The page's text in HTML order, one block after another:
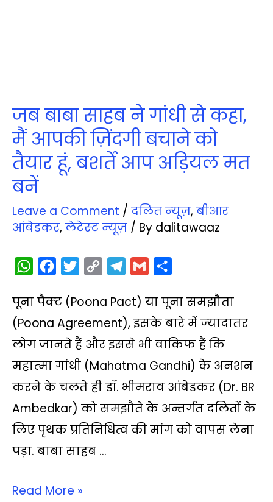
जब बाबा साहब ने गांधी से कहा,
मैं आपकी ज़िंदगी बचाने को
तैयार हूं, बशर्ते आप अड़ियल मत
बनें
Leave a Comment / दलित न्‍यूज़, बीआर
आंबेडकर, लेटेस्‍ट न्‍यूज़ / By dalitawaaz
W
a
t
s
p
c
e
b
k
i
t
t
p
y
L
k
l
e
g
m
a
i
l
a
r
e
पूना पैक्‍ट (Poona Pact) या पूना समझौता
(Poona Agreement), इसके बारे में ज्‍यादातर
लोग जानते हैं और इससे भी वाकिफ हैं क‍ि
महात्‍मा गांधी (Mahatma Gandhi) के अनशन
करने के चलते ही डॉ. भीमराव आंबेडकर (Dr. BR
Ambedkar) को समझौते के अन्तर्गत दलितों के
लिए पृथक प्रतिनिधित्व की मांग को वापस लेना
पड़ा. बाबा साहब …
Read More »